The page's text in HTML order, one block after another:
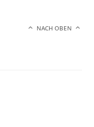
NACH OBEN